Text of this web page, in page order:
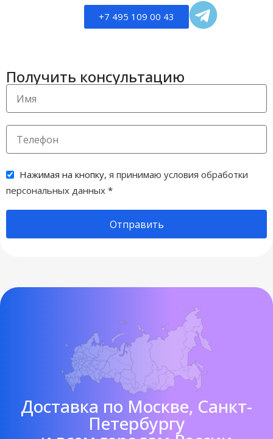
+7 495 109 00 43
Получить консультацию
Нажимая на кнопку, я принимаю условия обработки
персональных данных *
Отправить
Доставка по Москве, Санкт-
Петербургу